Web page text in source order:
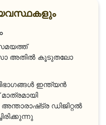
അതിൽ കൂടുതലോ
ഇന്ത്യൻ
ഡിജിറ്റൽ